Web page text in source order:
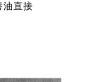
油直接